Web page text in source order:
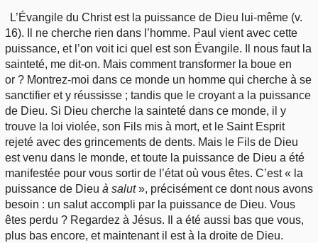
L’Évangile du Christ est la puissance de Dieu lui-même (v.
16). Il ne cherche rien dans l’homme. Paul vient avec cette
puissance, et l’on voit ici quel est son Évangile. Il nous faut la
sainteté, me dit-on. Mais comment transformer la boue en
or ? Montrez-moi dans ce monde un homme qui cherche à se
sanctifier et y réussisse ; tandis que le croyant a la puissance
de Dieu. Si Dieu cherche la sainteté dans ce monde, il y
trouve la loi violée, son Fils mis à mort, et le Saint Esprit
rejeté avec des grincements de dents. Mais le Fils de Dieu
est venu dans le monde, et toute la puissance de Dieu a été
manifestée pour vous sortir de l’état où vous êtes. C’est « la
puissance de Dieu à salut», précisément ce dont nous avons
besoin : un salut accompli par la puissance de Dieu. Vous
êtes perdu ? Regardez à Jésus. Il a été aussi bas que vous,
plus bas encore, et maintenant il est à la droite de Dieu.